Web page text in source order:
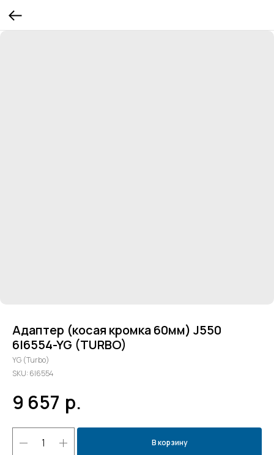
Адаптер (косая кромка 60мм) J550
6I6554-YG (TURBO)
YG (Turbo)
SKU: 6I6554
9 657 р.
В корзину